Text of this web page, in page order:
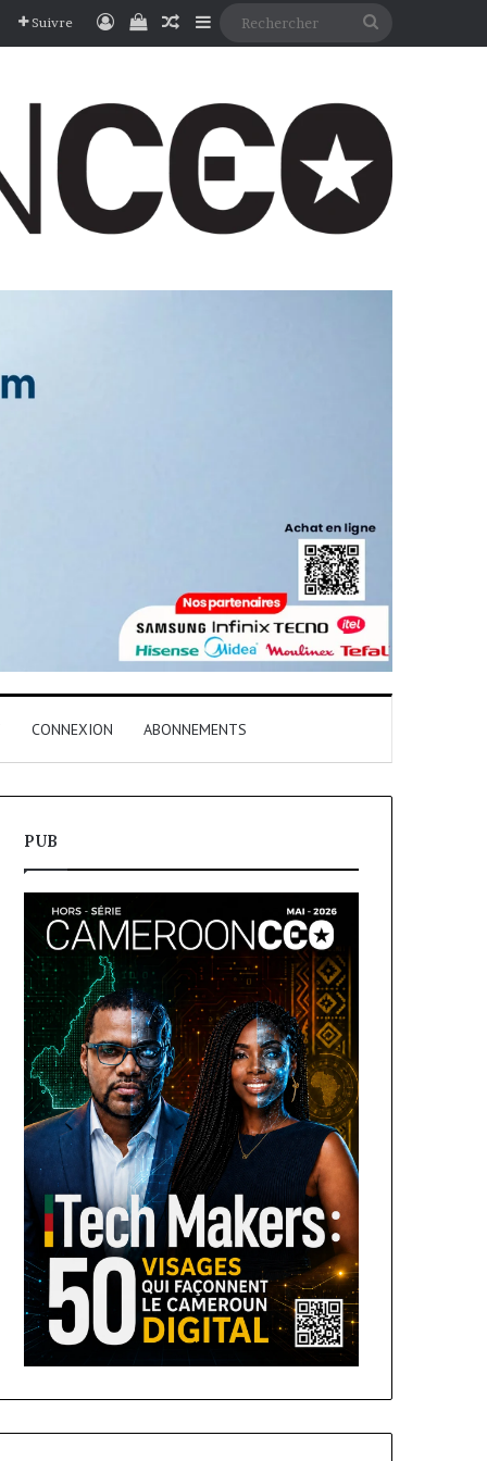
Suivre Connexion
Voir votre panier
Article Aléatoire
Sidebar (barre latérale)
CONNEXION ABONNEMENTS
PUB